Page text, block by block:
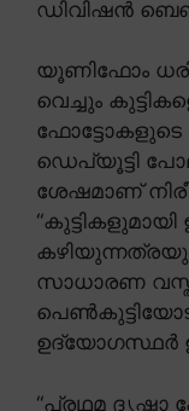
ഡിവിഷൻ
യൂണിഫോം
വെച്ചും
ഡെപ്യൂട്ടി
ശേഷമാണ്
സാധാരണ
ഉദ്യോഗസ്ഥർ
“പ്രഥമ ദൃഷ്ടാ